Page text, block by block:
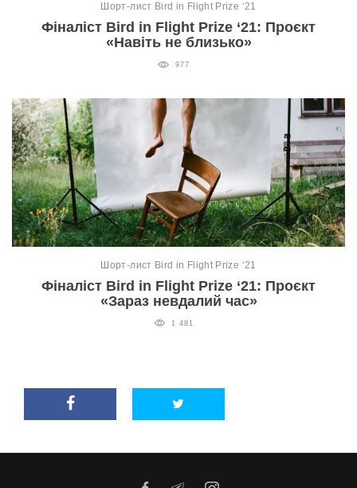
Шорт-лист Bird in Flight Prize ‘21
Фіналіст Bird in Flight Prize ‘21: Проєкт
«Навіть не близько»
977
Шорт-лист Bird in Flight Prize ‘21
Фіналіст Bird in Flight Prize ‘21: Проєкт
«Зараз невдалий час»
1 481